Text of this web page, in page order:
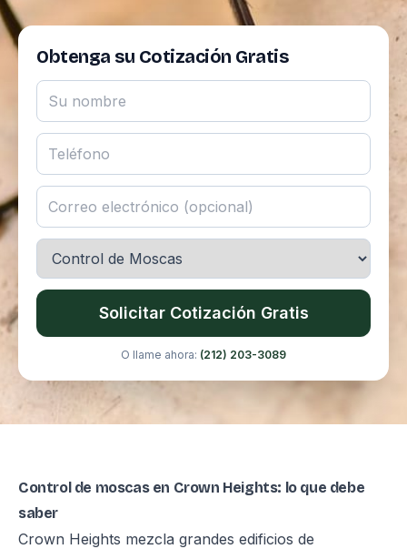
Obtenga su Cotización Gratis
Solicitar Cotización Gratis
O llame ahora: (212) 203-3089
Control de moscas en Crown Heights: lo que debe
saber
Crown Heights mezcla grandes edificios de